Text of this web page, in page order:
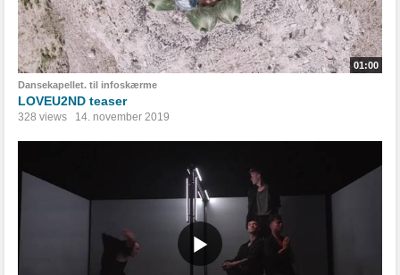
01:00
Dansekapellet. til infoskærme
LOVEU2ND teaser
328 views 14. november 2019